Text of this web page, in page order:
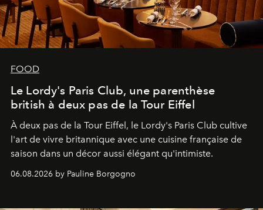
FOOD
Le Lordy's Paris Club, une parenthèse
british à deux pas de la Tour Eiffel
À deux pas de la Tour Eiffel, le Lordy's Paris Club cultive
l'art de vivre britannique avec une cuisine française de
saison dans un décor aussi élégant qu'intimiste.
06.08.2026 by Pauline Borgogno